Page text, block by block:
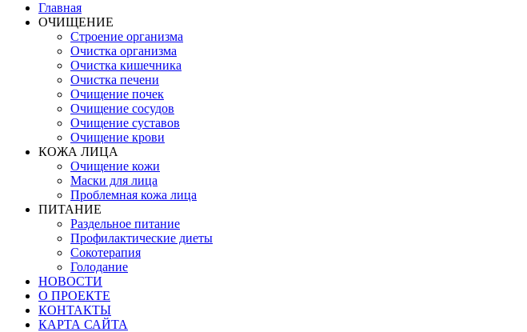
Главная
ОЧИЩЕНИЕ
Строение организма
Очистка организма
Очистка кишечника
Очистка печени
Очищение почек
Очищение сосудов
Очищение суставов
Очищение крови
КОЖА ЛИЦА
Очищение кожи
Маски для лица
Проблемная кожа лица
ПИТАНИЕ
Раздельное питание
Профилактические диеты
Сокотерапия
Голодание
НОВОСТИ
О ПРОЕКТЕ
КОНТАКТЫ
КАРТА САЙТА